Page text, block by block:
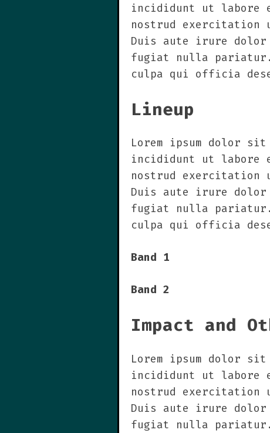
incididunt ut labore
nostrud exercitation
Duis aute irure
fugiat nulla pariatur.
culpa qui officia
Lineup
Lorem ipsum dolor
incididunt ut labore
nostrud exercitation
Duis aute irure
fugiat nulla pariatur.
culpa qui officia
Band 1
Band 2
Impact and
Lorem ipsum dolor
incididunt ut labore
nostrud exercitation
Duis aute irure
fugiat nulla pariatur.